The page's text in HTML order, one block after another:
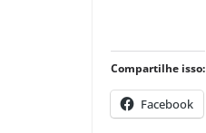
Compartilhe isso:
Facebook